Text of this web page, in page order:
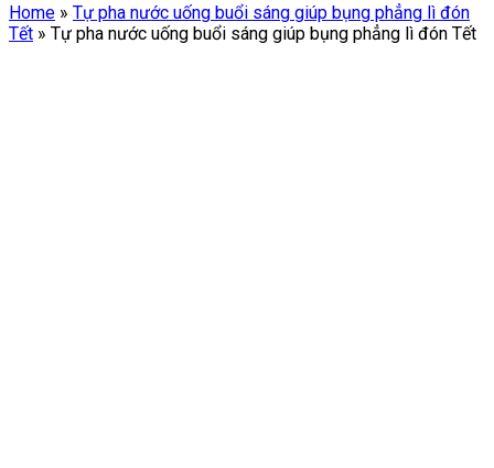
Home » Tự pha nước uống buổi sáng giúp bụng phẳng lì đón
Tết » Tự pha nước uống buổi sáng giúp bụng phẳng lì đón Tết